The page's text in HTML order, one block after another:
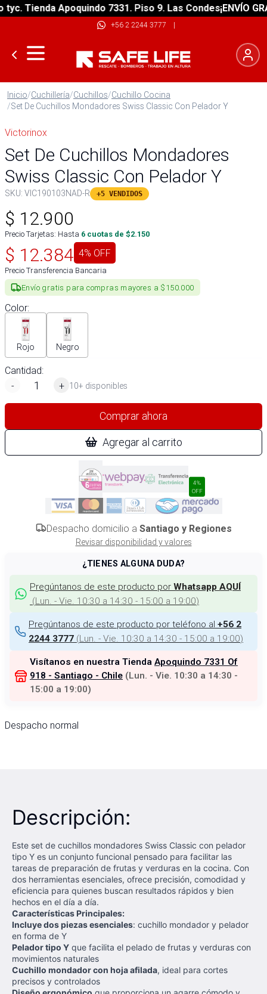
Tienda Apoquindo 7331. Piso 9. Las Condes¡ENVÍO
+56 2 2244 3777 |
Inicio/Cuchillería/Cuchillos/Cuchillo Cocina
/Set De Cuchillos Mondadores Swiss Classic Con Pelador Y
Victorinox
Set De Cuchillos Mondadores
Swiss Classic Con Pelador Y
SKU: VIC190103NAD-R +5 VENDIDOS
$ 12.900
Precio Tarjetas: Hasta 6 cuotas de $2.150
$ 12.384 4% OFF
Precio Transferencia Bancaria
Envío gratis para compras mayores a $150.000
Color:
Rojo Negro
Cantidad:
-
+ 10+ disponibles
Comprar ahora
Agregar al carrito
4%
OFF
Despacho domicilio a Santiago y Regiones
Revisar disponibilidad y valores
¿TIENES ALGUNA DUDA?
Pregúntanos de este producto por Whatsapp AQUÍ
(Lun. - Vie. 10:30 a 14:30 - 15:00 a 19:00)
Pregúntanos de este producto por teléfono al +56 2
2244 3777 (Lun. - Vie. 10:30 a 14:30 - 15:00 a 19:00)
Visítanos en nuestra Tienda Apoquindo 7331 Of
918 - Santiago - Chile (Lun. - Vie. 10:30 a 14:30 -
15:00 a 19:00)
Despacho normal
Descripción:
Este set de cuchillos mondadores Swiss Classic con pelador
tipo Y es un conjunto funcional pensado para facilitar las
tareas de preparación de frutas y verduras en la cocina. Con
dos herramientas esenciales, ofrece precisión, comodidad y
eficiencia para quienes buscan resultados rápidos y bien
hechos en el día a día.
Características Principales:
Incluye dos piezas esenciales: cuchillo mondador y pelador
en forma de Y
Pelador tipo Y que facilita el pelado de frutas y verduras con
movimientos naturales
Cuchillo mondador con hoja afilada, ideal para cortes
precisos y controlados